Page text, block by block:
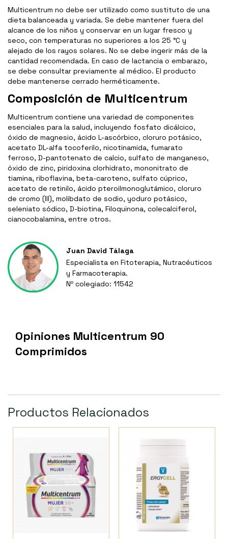
Multicentrum no debe ser utilizado como sustituto de una
dieta balanceada y variada. Se debe mantener fuera del
alcance de los niños y conservar en un lugar fresco y
seco, con temperaturas no superiores a los 25 °C y
alejado de los rayos solares. No se debe ingerir más de la
cantidad recomendada. En caso de lactancia o embarazo,
se debe consultar previamente al médico. El producto
debe mantenerse cerrado herméticamente.
Composición de Multicentrum
Multicentrum contiene una variedad de componentes
esenciales para la salud, incluyendo fosfato dicálcico,
óxido de magnesio, ácido L-ascórbico, cloruro potásico,
acetato DL-alfa tocoferilo, nicotinamida, fumarato
ferroso, D-pantotenato de calcio, sulfato de manganeso,
óxido de zinc, piridoxina clorhidrato, mononitrato de
tiamina, riboflavina, beta-caroteno, sulfato cúprico,
acetato de retinilo, ácido pteroilmonoglutámico, cloruro
de cromo (III), molibdato de sodio, yoduro potásico,
seleniato sódico, D-biotina, Filoquinona, colecalciferol,
cianocobalamina, entre otros.
Juan David Tálaga
Especialista en Fitoterapia, Nutracéuticos
y Farmacoterapia.
Nº colegiado: 11542
Opiniones Multicentrum 90
Comprimidos
Productos Relacionados